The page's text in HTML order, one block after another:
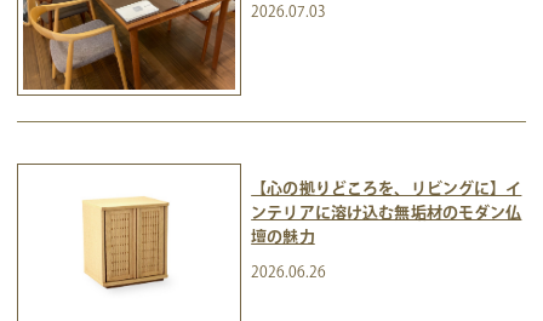
2026.07.03
【心の拠りどころを、リビングに】イ
ンテリアに溶け込む無垢材のモダン仏
壇の魅力
2026.06.26